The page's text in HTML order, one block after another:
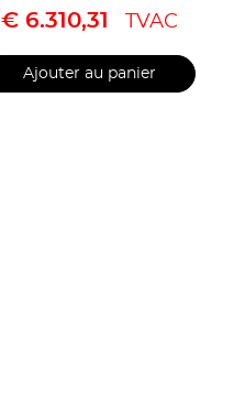
€6.310,31 TVAC
Ajouter au panier